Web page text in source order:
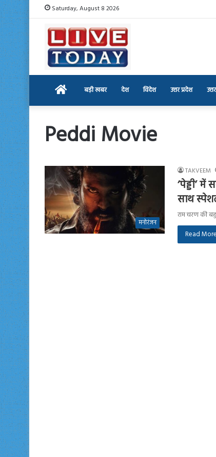
Saturday, August 8 2026
Home बड़ी खबर देश विदेश उत्तर प्रदेश
Peddi Movie
मनोरंजन
TAKVEEM
‘पेड्डी’
साथ
राम चरण की
Read